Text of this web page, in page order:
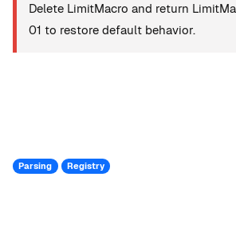
Delete LimitMacro and return
01 to restore default behavior.
Parsing Registry